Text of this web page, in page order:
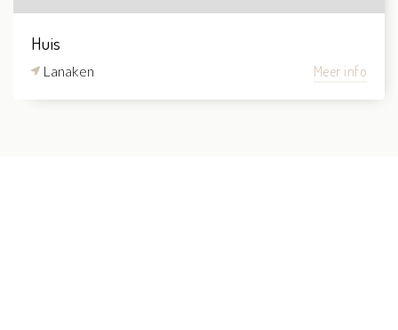
Huis
Lanaken Meer info